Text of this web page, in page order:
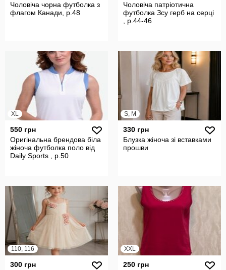
Чоловіча чорна футболка з
флагом Канади, р.48
Чоловіча патріотична
футболка Зсу герб на серці
, р.44-46
XL
550 грн
Оригінальна брендова біла
жіноча футболка поло від
Daily Sports , р.50
S, M
330 грн
Блузка жіноча зі вставками
прошви
110, 116
300 грн
XXL
250 грн